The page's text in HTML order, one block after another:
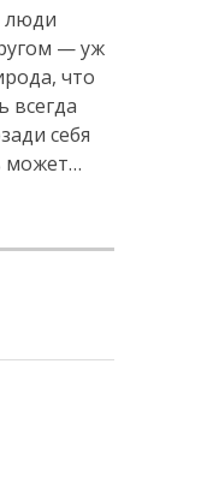
люди
— уж
что
всегда
себя
может…